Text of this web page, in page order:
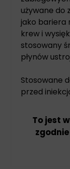
używane do
jako bariera
krew i
stosowany
płynów
Stosowane
przed
To jest